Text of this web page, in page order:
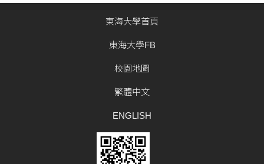
東海大學首頁
東海大學FB
校園地圖
繁體中文
ENGLISH